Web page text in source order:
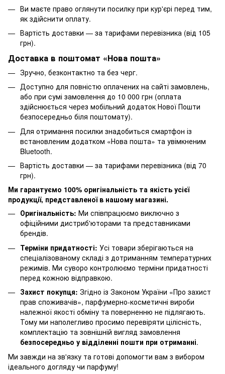
Ви маєте право оглянути посилку при кур'єрі перед тим,
як здійснити оплату.
Вартість доставки — за тарифами перевізника (від 105
грн).
Доставка в поштомат «Нова пошта»
Зручно, безконтактно та без черг.
Доступно для повністю оплачених на сайті замовлень,
або при сумі замовлення до 10 000 грн (оплата
здійснюється через мобільний додаток Нової Пошти
безпосередньо біля поштомату).
Для отримання посилки знадобиться смартфон із
встановленим додатком «Нова пошта» та увімкненим
Bluetooth.
Вартість доставки — за тарифами перевізника (від 70
грн).
Ми гарантуємо 100% оригінальність та якість усієї
продукції, представленої в нашому магазині.
Оригінальність: Ми співпрацюємо виключно з
офіційними дистриб'юторами та представниками
брендів.
Терміни придатності: Усі товари зберігаються на
спеціалізованому складі з дотриманням температурних
режимів. Ми суворо контролюємо терміни придатності
перед кожною відправкою.
Захист покупця: Згідно із Законом України «Про захист
прав споживачів», парфумерно-косметичні вироби
належної якості обміну та поверненню не підлягають.
Тому ми наполегливо просимо перевіряти цілісність,
комплектацію та зовнішній вигляд замовлення
безпосередньо у відділенні пошти при отриманні.
Ми завжди на зв'язку та готові допомогти вам з вибором
ідеального догляду чи парфуму!